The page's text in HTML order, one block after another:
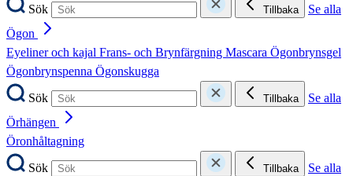
Sök
Tillbaka
Se alla
Ögon
Eyeliner och kajal Frans- och Brynfärgning Mascara Ögonbrynsgel
Ögonbrynspenna Ögonskugga
Sök
Tillbaka
Se alla
Örhängen
Öronhåltagning
Sök
Tillbaka
Se alla